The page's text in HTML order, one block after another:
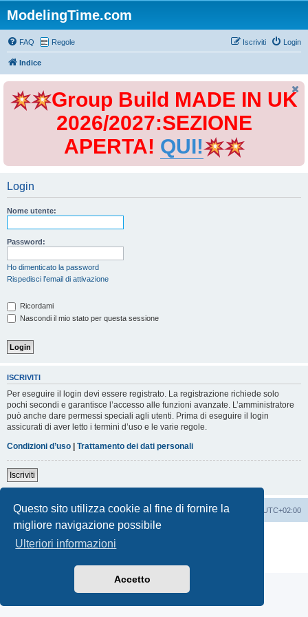
Questo sito utilizza cookie al fine di fornire la
migliore navigazione possibile
Ulteriori informazioni
Accetto
ModelingTime.com
FAQ Regole Login
Iscriviti
Indice
Group Build MADE IN UK
2026/2027:SEZIONE
APERTA! QUI!
Login
Nome utente:
Password:
Ho dimenticato la password
Rispedisci l’email di attivazione
Ricordami
Nascondi il mio stato per questa sessione
ISCRIVITI
Per eseguire il login devi essere registrato. La registrazione richiede solo
pochi secondi e garantisce l’accesso alle funzioni avanzate. L’amministratore
può anche dare permessi speciali agli utenti. Prima di eseguire il login
assicurati di aver letto i termini d’uso e le varie regole.
Condizioni d’uso | Trattamento dei dati personali
Iscriviti
Indice Tutti gli orari sono UTC+02:00
Cancella cookie
Contattaci
Traduzione Italiana